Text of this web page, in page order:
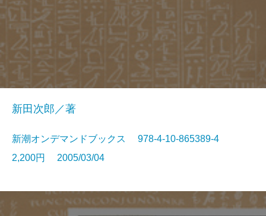
新田次郎／著
新潮オンデマンドブックス 978-4-10-865389-4
2,200円 2005/03/04